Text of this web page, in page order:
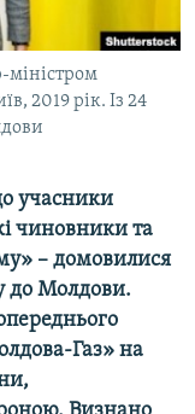
міністром
2019 рік. Із 24
учасники
чиновники та
– домовилися
до Молдови.
Газ» на